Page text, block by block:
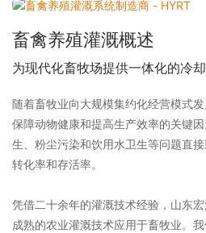
畜禽养殖灌溉概述
为现代化畜牧场提供一体化的冷
随着畜牧业向大规模集约化经营模式
保障动物健康和提高生产效率的关键
生、粉尘污染和饮用水卫生等问题直
转化率和存活率。
凭借二十余年的灌溉技术经验，山东
成熟的农业灌溉技术应用于畜牧业。